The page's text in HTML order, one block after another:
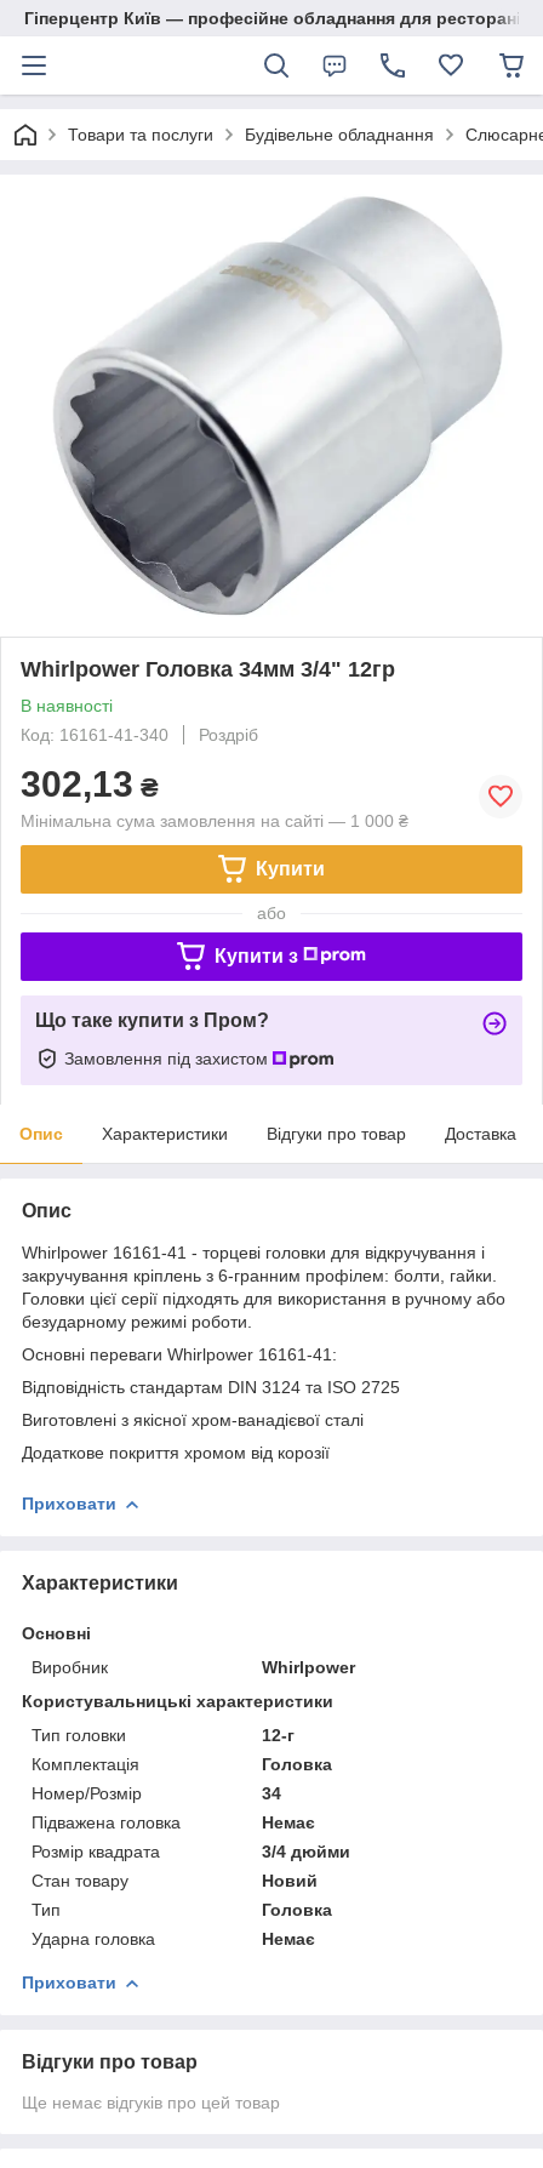
Гіперцентр Київ — професійне обладнання для ресторанів,
Товари та послуги Будівельне обладнання
Whirlpower Головка 34мм 3/4" 12гр
В наявності
Код: 16161-41-340
Роздріб
302,13 ₴
Мінімальна сума замовлення на сайті — 1 000 ₴
Купити
або
Купити з
Що таке купити з Пром?
Замовлення під захистом
Опис Характеристики Відгуки про товар Доставка
Опис
Whirlpower 16161-41 - торцеві головки для відкручування і
закручування кріплень з 6-гранним профілем: болти, гайки.
Головки цієї серії підходять для використання в ручному або
безударному режимі роботи.
Основні переваги Whirlpower 16161-41:
Відповідність стандартам DIN 3124 та ISO 2725
Виготовлені з якісної хром-ванадієвої сталі
Додаткове покриття хромом від корозії
Приховати
Характеристики
Основні
Виробник
Whirlpower
Користувальницькі характеристики
Тип головки
12-г
Комплектація
Головка
Номер/Розмір
34
Підважена головка
Немає
Розмір квадрата
3/4 дюйми
Стан товару
Новий
Тип
Головка
Ударна головка
Немає
Приховати
Відгуки про товар
Ще немає відгуків про цей товар